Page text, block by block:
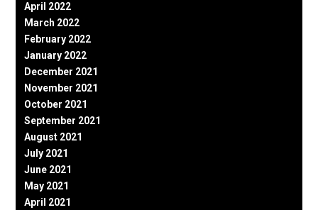
April 2022
March 2022
February 2022
January 2022
December 2021
November 2021
October 2021
September 2021
August 2021
July 2021
June 2021
May 2021
April 2021